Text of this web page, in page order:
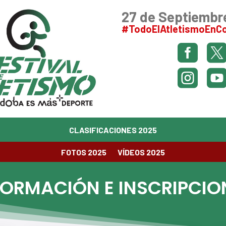
27 de


CLASIFICACIONES 2025
FOTOS 2025 VÍDEOS 2025
E